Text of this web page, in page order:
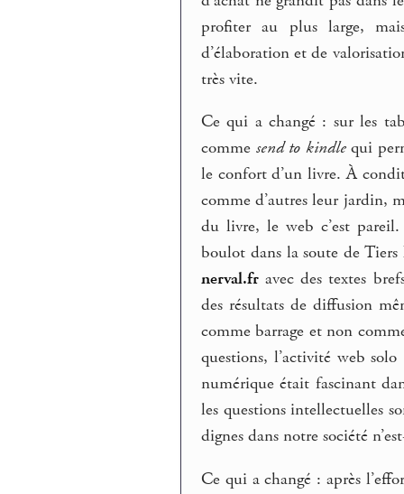
profiter au plus large,
d’élaboration et de
très vite.
Ce qui a changé : sur les
comme send to kindlequi
le confort d’un livre. À
comme d’autres leur jardin,
du livre, le web c’est
boulot dans la soute de
nerval.fr avec des textes
des résultats de diffusion
comme barrage et non
questions, l’activité web
numérique était fascinant
les questions intellectuelles
dignes dans notre société
Ce qui a changé : après